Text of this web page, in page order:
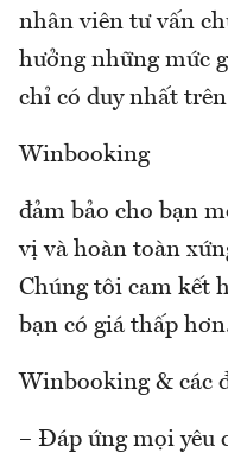
nhân viên tư vấn
hưởng những mức
chỉ có duy nhất
Winbooking
đảm bảo cho bạn
vị và hoàn toàn
Chúng tôi cam kết
bạn có giá thấp
Winbooking & các
– Đáp ứng mọi yêu